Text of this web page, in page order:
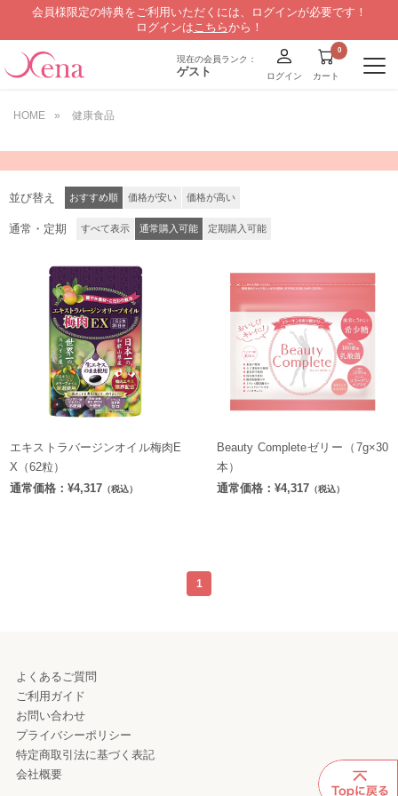
会員様限定の特典をご利用いただくには、ログインが必要です！
ログインはこちらから！
現在の会員ランク：
ゲスト ログイン カート
HOME » 健康食品
並び替え おすすめ順 価格が安い 価格が高い
通常・定期 すべて表示 通常購入可能 定期購入可能
エキストラバージンオイル梅肉E
X（62粒）
通常価格：¥4,317 （税込）
Beauty Completeゼリー（7g×30
本）
通常価格：¥4,317 （税込）
1
よくあるご質問
ご利用ガイド
お問い合わせ
プライバシーポリシー
特定商取引法に基づく表記
会社概要